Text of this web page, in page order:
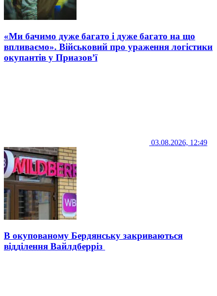
«Ми бачимо дуже багато і дуже багато на що
впливаємо». Військовий про ураження логістики
окупантів у Приазов’ї
03.08.2026, 12:49
В окупованому Бердянську закриваються
відділення Вайлдберріз